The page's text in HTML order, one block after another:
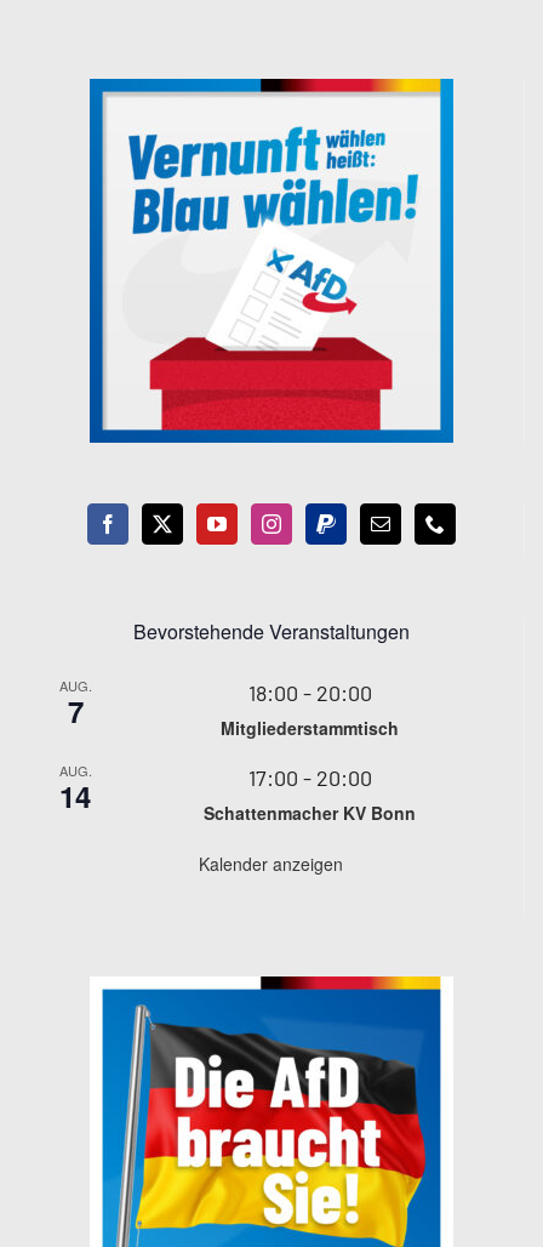
Bevorstehende Veranstaltungen
AUG.
7 18:00 - 20:00
Mitgliederstammtisch
AUG.
14 17:00 - 20:00
Schattenmacher KV Bonn
Kalender anzeigen